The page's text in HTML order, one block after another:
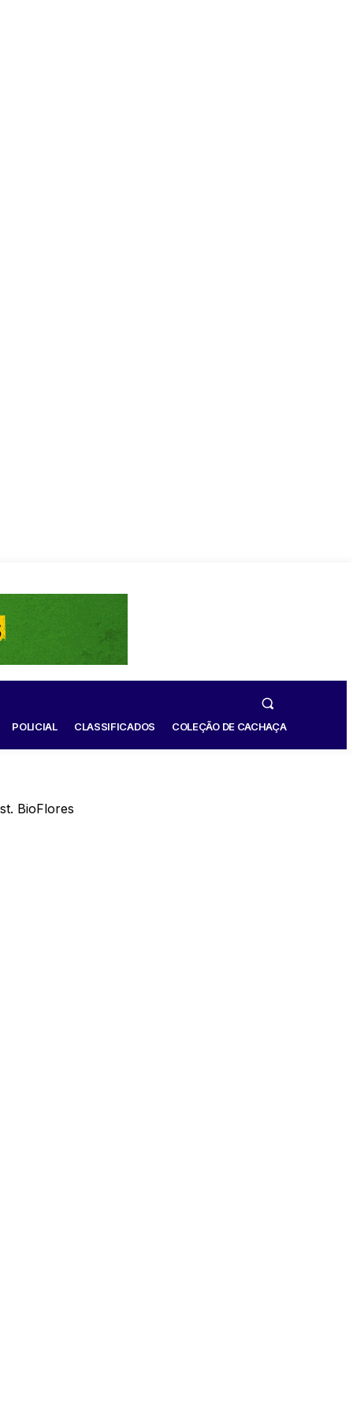
POLICIAL CLASSIFICADOS COLEÇÃO DE CACHAÇA